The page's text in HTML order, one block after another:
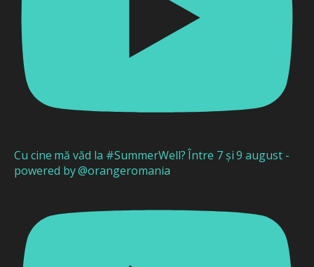
Cu cine mă văd la #SummerWell? Între 7 și 9 august -
powered by @orangeromania